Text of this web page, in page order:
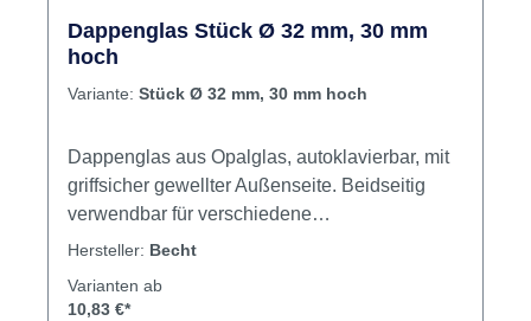
Dappenglas Stück Ø 32 mm, 30 mm
hoch
Variante: Stück Ø 32 mm, 30 mm hoch
Dappenglas aus Opalglas, autoklavierbar, mit
griffsicher gewellter Außenseite. Beidseitig
verwendbar für verschiedene
Einsatzmöglichkeiten. Geeignet zum Anrühren
rationellen und problemlosen Füllung der
Hersteller: Becht
Varianten ab
10,83 €*